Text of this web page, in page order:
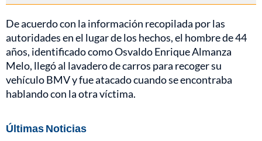
De acuerdo con la información recopilada por las
autoridades en el lugar de los hechos, el hombre de 44
años, identificado como Osvaldo Enrique Almanza
Melo, llegó al lavadero de carros para recoger su
vehículo BMV y fue atacado cuando se encontraba
hablando con la otra víctima.
Últimas Noticias